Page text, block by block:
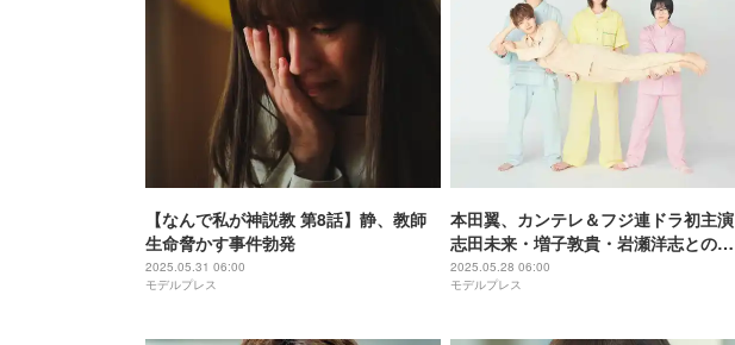
【なんで私が神説教 第8話】静、教師
生命脅かす事件勃発
2025.05.31 06:00
モデルプレス
本田翼、カンテレ＆フジ連ドラ初主演
志田未来・増子敦貴・岩瀬洋志との四
角関係ラブコメ描く【北くんがかわい
すぎて手に余るので、3人でシェアする
2025.05.28 06:00
モデルプレス